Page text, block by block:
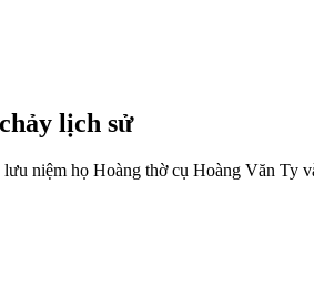
lịch sử
niệm họ Hoàng thờ cụ Hoàng Văn